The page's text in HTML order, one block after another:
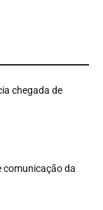
chegada de
comunicação da